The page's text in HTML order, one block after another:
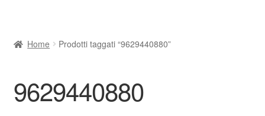
Contatto
Home Prodotti taggati “9629440880”
9629440880